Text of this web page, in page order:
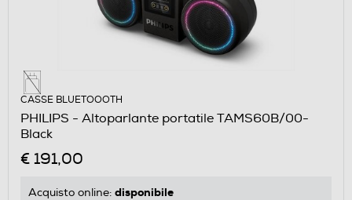
CASSE BLUETOOOTH
PHILIPS - Altoparlante portatile TAMS60B/00-
Black
€ 191,00
Acquisto online: disponibile